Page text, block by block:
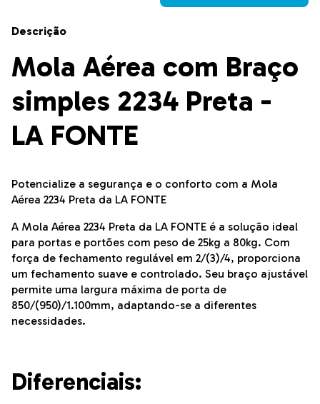
Descrição
Mola Aérea com Braço
simples 2234 Preta -
LA FONTE
Potencialize a segurança e o conforto com a Mola
Aérea 2234 Preta da LA FONTE
A Mola Aérea 2234 Preta da LA FONTE é a solução ideal
para portas e portões com peso de 25kg a 80kg. Com
força de fechamento regulável em 2/(3)/4, proporciona
um fechamento suave e controlado. Seu braço ajustável
permite uma largura máxima de porta de
850/(950)/1.100mm, adaptando-se a diferentes
necessidades.
Diferenciais: